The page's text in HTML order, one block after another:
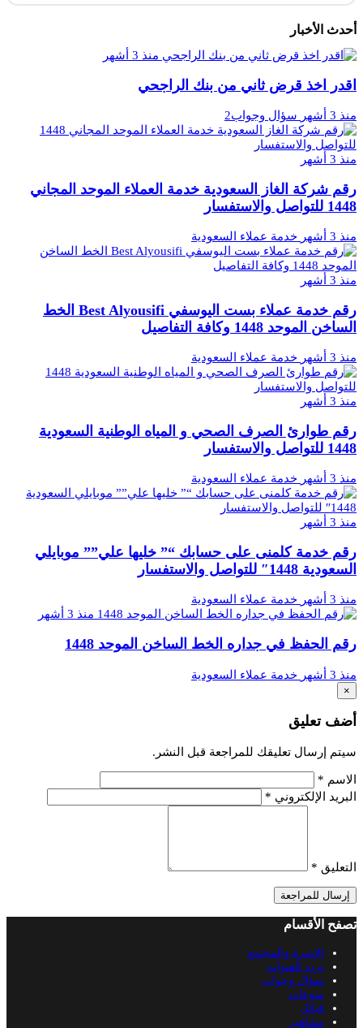
أحدث الأخبار
منذ 3 أشهر
اقدر اخذ قرض ثاني من بنك الراجحي
منذ 3 أشهر سؤال وجواب2
منذ 3 أشهر
رقم شركة الغاز السعودية خدمة العملاء الموحد المجاني
1448 للتواصل والاستفسار
منذ 3 أشهر خدمة عملاء السعودية
منذ 3 أشهر
رقم خدمة عملاء بست اليوسفي Best Alyousifi الخط
الساخن الموحد 1448 وكافة التفاصيل
منذ 3 أشهر خدمة عملاء السعودية
منذ 3 أشهر
رقم طوارئ الصرف الصحي و المياه الوطنية السعودية
1448 للتواصل والاستفسار
منذ 3 أشهر خدمة عملاء السعودية
منذ 3 أشهر
رقم خدمة كلمنى على حسابك “” خليها علي”” موبايلي
السعودية 1448″ للتواصل والاستفسار
منذ 3 أشهر
خدمة عملاء السعودية
منذ 3 أشهر
رقم الحفظ في جداره الخط الساخن الموحد 1448
منذ 3 أشهر خدمة عملاء السعودية
×
أضف تعليق
سيتم إرسال تعليقك للمراجعة قبل النشر.
الاسم *
البريد الإلكتروني *
التعليق *
إرسال للمراجعة
تصفح الأقسام
الاسرة والمجتمع
تردد القنوات
سؤال وجواب
منوعات
قبائل
مشاهير